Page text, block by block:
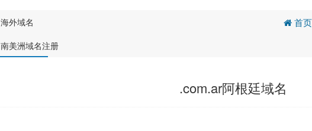
海外域名
南美洲域名注册
首页
.com.ar阿根廷域名